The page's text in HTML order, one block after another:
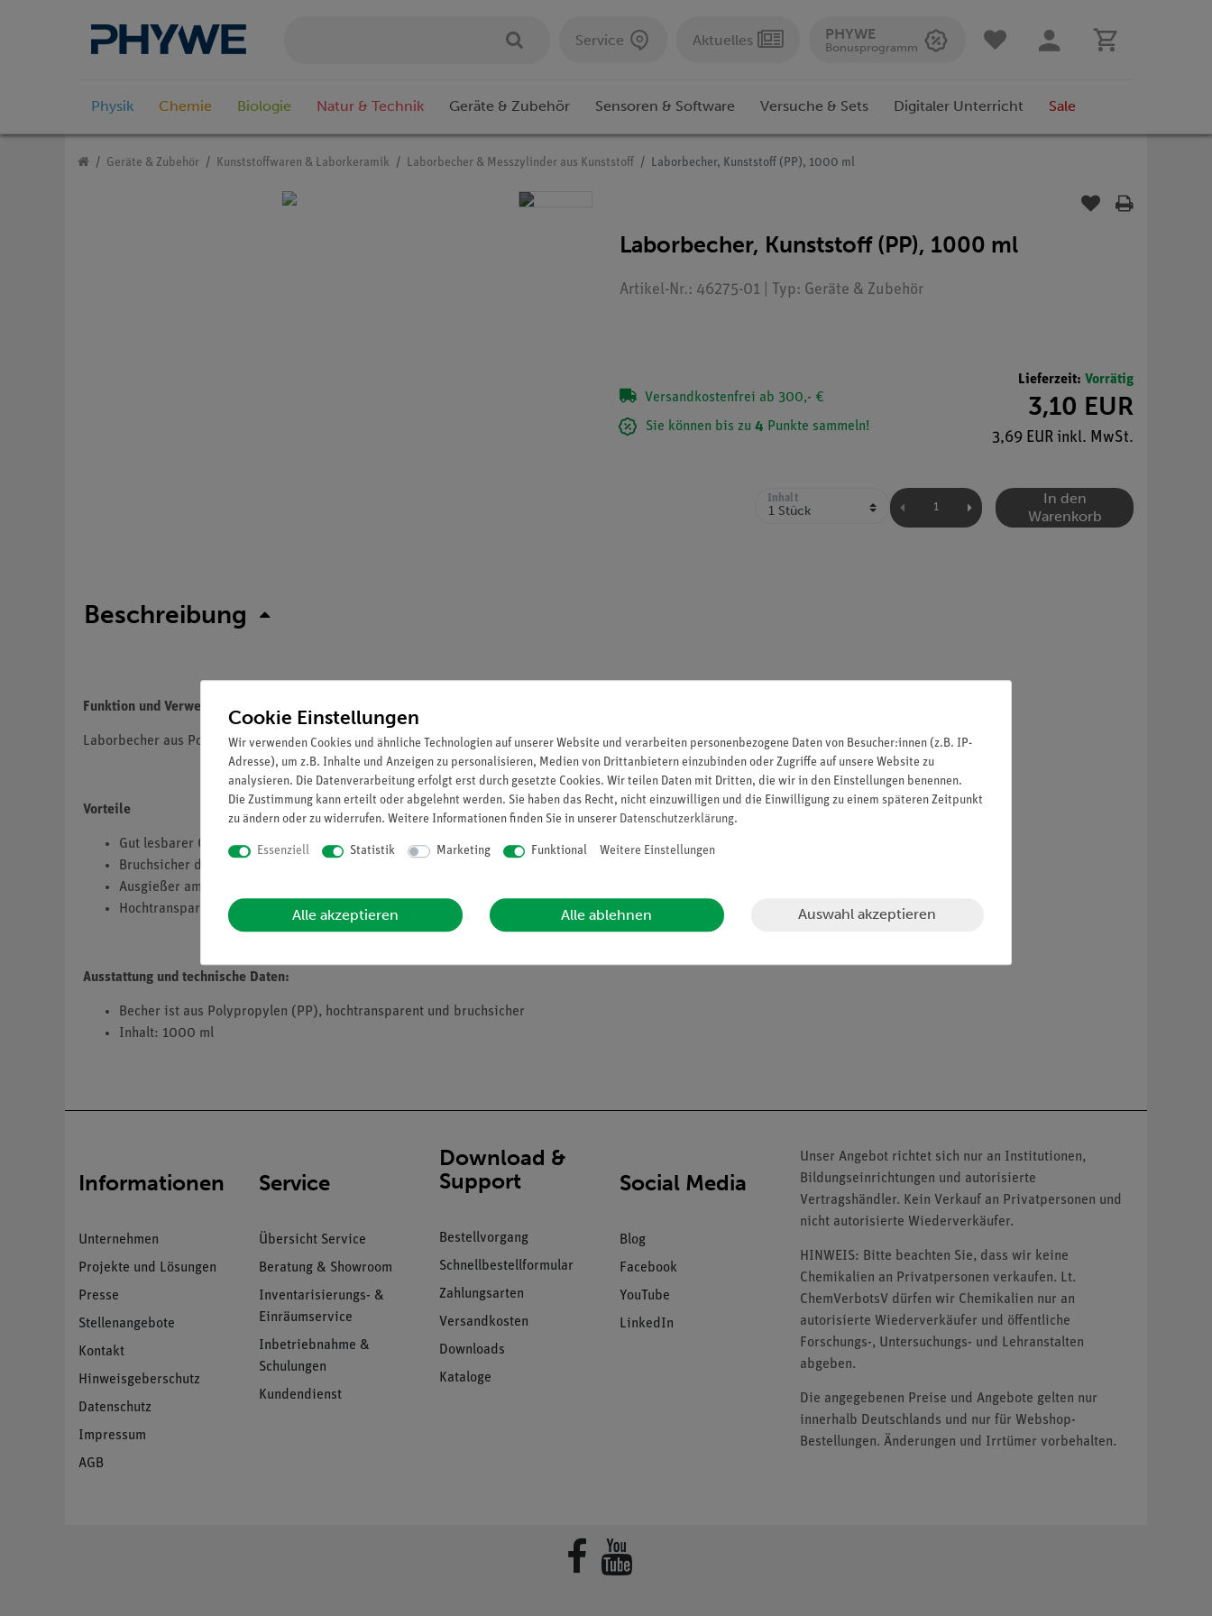
Service Aktuelles PHYWE
Bonusprogramm
Physik Chemie Biologie Natur & Technik Geräte & Zubehör Sensoren & Software Versuche & Sets Digitaler Unterricht Sale
Geräte & Zubehör Kunststoffwaren & Laborkeramik Laborbecher & Messzylinder aus Kunststoff Laborbecher, Kunststoff (PP), 1000 ml
Laborbecher, Kunststoff (PP), 1000 ml
Artikel-Nr.: 46275-01 | Typ: Geräte & Zubehör
Versandkostenfrei ab 300,- €
Sie können bis zu 4 Punkte sammeln!
Lieferzeit: Vorrätig
3,10 EUR
3,69 EUR inkl. MwSt.
Inhalt
In den
Warenkorb
Beschreibung
Funktion und Verwendung
Laborbecher aus Polypropylen in niedriger Form mit Graduierung und Ausguss
Vorteile
Gut lesbarer Graduierung (in deutlich sichtbarer Farbe)
Bruchsicher durch Material Polypropylen
Ausgießer am laborbecher gewährleistet sauberes Arbeiten im Labor
Hochtransparent - optimal geeignet für Demonstrationsversuche
Ausstattung und technische Daten:
Becher ist aus Polypropylen (PP), hochtransparent und bruchsicher
Inhalt: 1000 ml
Informationen
Unternehmen
Projekte und Lösungen
Presse
Stellenangebote
Kontakt
Hinweisgeberschutz
Datenschutz
Impressum
AGB
Service
Übersicht Service
Beratung & Showroom
Inventarisierungs- &
Einräumservice
Inbetriebnahme &
Schulungen
Kundendienst
Download &
Support
Bestellvorgang
Schnellbestellformular
Zahlungsarten
Versandkosten
Downloads
Kataloge
Social Media
Blog
Facebook
YouTube
LinkedIn
Unser Angebot richtet sich nur an Institutionen,
Bildungseinrichtungen und autorisierte
Vertragshändler. Kein Verkauf an Privatpersonen und
nicht autorisierte Wiederverkäufer.
HINWEIS: Bitte beachten Sie, dass wir keine
Chemikalien an Privatpersonen verkaufen. Lt.
ChemVerbotsV dürfen wir Chemikalien nur an
autorisierte Wiederverkäufer und öffentliche
Forschungs-, Untersuchungs- und Lehranstalten
abgeben.
Die angegebenen Preise und Angebote gelten nur
innerhalb Deutschlands und nur für Webshop-
Bestellungen. Änderungen und Irrtümer vorbehalten.
Cookie Einstellungen
Wir verwenden Cookies und ähnliche Technologien auf unserer Website und verarbeiten personenbezogene Daten von Besucher:innen (z.B. IP-
Adresse), um z.B. Inhalte und Anzeigen zu personalisieren, Medien von Drittanbietern einzubinden oder Zugriffe auf unsere Website zu
analysieren. Die Datenverarbeitung erfolgt erst durch gesetzte Cookies. Wir teilen Daten mit Dritten, die wir in den Einstellungen benennen.
Die Zustimmung kann erteilt oder abgelehnt werden. Sie haben das Recht, nicht einzuwilligen und die Einwilligung zu einem späteren Zeitpunkt
zu ändern oder zu widerrufen. Weitere Informationen finden Sie in unserer Daten­schutz­erklärung.
Essenziell Statistik Marketing Funktional Weitere Einstellungen
Alle akzeptieren Alle ablehnen Auswahl akzeptieren